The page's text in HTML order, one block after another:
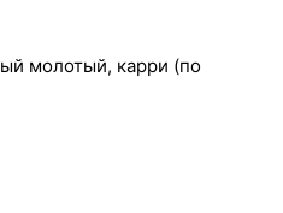
молотый, карри (по